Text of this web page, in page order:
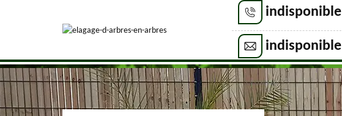
indisponible
indisponible